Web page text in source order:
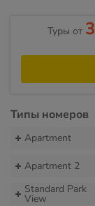
Туры от
Типы номеров
Apartment
Apartment 2
Standard Park
View